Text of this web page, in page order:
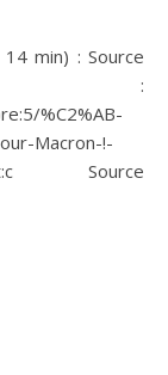
:
%C2%AB-
Macron-!-
Source